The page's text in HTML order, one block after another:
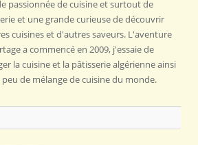
passionnée de cuisine et surtout de
et une grande curieuse de découvrir
cuisines et d'autres saveurs. L'aventure
a commencé en 2009, j'essaie de
la cuisine et la pâtisserie algérienne ainsi
de mélange de cuisine du monde.